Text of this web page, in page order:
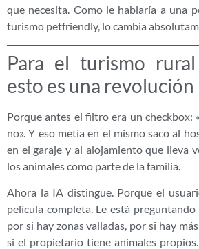
que necesita. Como le hablaría a una
turismo petfriendly, lo cambia
Para el turismo
esto es una revolución
Porque antes el filtro era un checkbox:
no». Y eso metía en el mismo saco al
en el garaje y al alojamiento que lleva
los animales como parte de la familia.
Ahora la IA distingue. Porque el
película completa. Le está
por si hay zonas valladas, por si hay
si el propietario tiene animales